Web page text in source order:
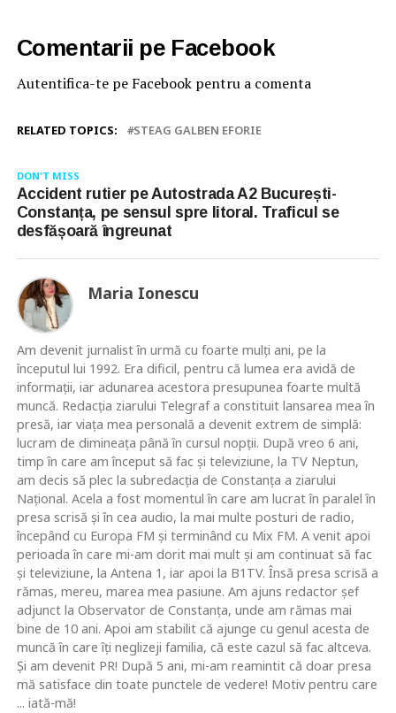
Comentarii pe Facebook
Autentifica-te pe Facebook pentru a comenta
RELATED TOPICS: STEAG GALBEN EFORIE
DON'T MISS
Accident rutier pe Autostrada A2 București-
Constanța, pe sensul spre litoral. Traficul se
desfășoară îngreunat
Maria Ionescu
Am devenit jurnalist în urmă cu foarte mulţi ani, pe la
începutul lui 1992. Era dificil, pentru că lumea era avidă de
informaţii, iar adunarea acestora presupunea foarte multă
muncă. Redacţia ziarului Telegraf a constituit lansarea mea în
presă, iar viaţa mea personală a devenit extrem de simplă:
lucram de dimineaţa până în cursul nopţii. După vreo 6 ani,
timp în care am început să fac şi televiziune, la TV Neptun,
am decis să plec la subredacţia de Constanţa a ziarului
Naţional. Acela a fost momentul în care am lucrat în paralel în
presa scrisă şi în cea audio, la mai multe posturi de radio,
începând cu Europa FM şi terminând cu Mix FM. A venit apoi
perioada în care mi-am dorit mai mult şi am continuat să fac
şi televiziune, la Antena 1, iar apoi la B1TV. Însă presa scrisă a
rămas, mereu, marea mea pasiune. Am ajuns redactor şef
adjunct la Observator de Constanţa, unde am rămas mai
bine de 10 ani. Apoi am stabilit că ajunge cu genul acesta de
muncă în care îţi neglizeji familia, că este cazul să fac altceva.
Şi am devenit PR! După 5 ani, mi-am reamintit că doar presa
mă satisface din toate punctele de vedere! Motiv pentru care
... iată-mă!